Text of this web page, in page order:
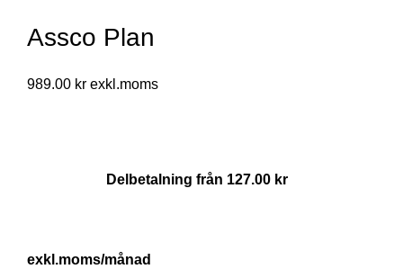
Assco Plan
989.00 kr
Delbetalning från 127.00 kr
/månad